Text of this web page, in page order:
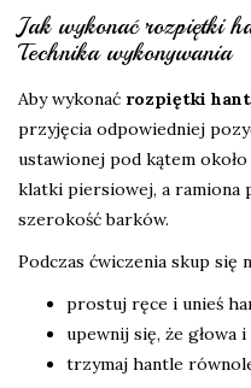
Jak wykonać rozpiętki
Technika wykonywania
Aby wykonać rozpiętki
przyjęcia odpowiedniej
ustawionej pod kątem około
klatki piersiowej, a ramiona
szerokość barków.
Podczas ćwiczenia skup się
prostuj ręce i unieś
upewnij się, że głowa
trzymaj hantle